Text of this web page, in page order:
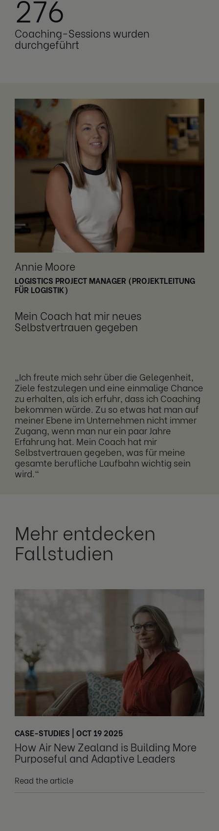
276
Coaching-Sessions wurden
durchgeführt
Annie Moore
LOGISTICS PROJECT MANAGER (PROJEKTLEITUNG
FÜR LOGISTIK)
Mein Coach hat mir neues
Selbstvertrauen gegeben
„Ich freute mich sehr über die Gelegenheit,
Ziele festzulegen und eine einmalige Chance
zu erhalten, als ich erfuhr, dass ich Coaching
bekommen würde. Zu so etwas hat man auf
meiner Ebene im Unternehmen nicht immer
Zugang, wenn man nur ein paar Jahre
Erfahrung hat. Mein Coach hat mir
Selbstvertrauen gegeben, was für meine
gesamte berufliche Laufbahn wichtig sein
wird.“
Mehr entdecken
Fallstudien
CASE-STUDIES | OCT 19 2025
How Air New Zealand is Building More
Purposeful and Adaptive Leaders
Read the article